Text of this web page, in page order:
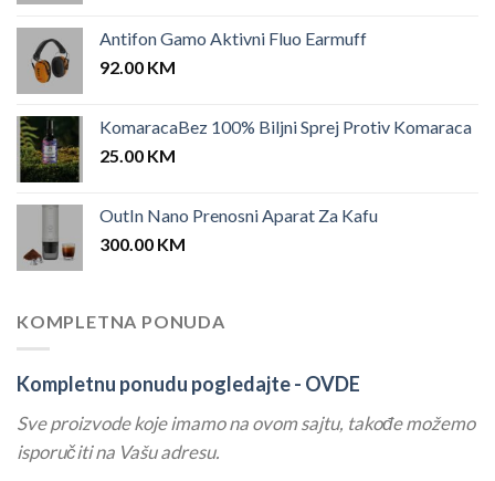
Antifon Gamo Aktivni Fluo Earmuff
92.00 KM
KomaracaBez 100% Biljni Sprej Protiv Komaraca
25.00 KM
OutIn Nano Prenosni Aparat Za Kafu
300.00 KM
KOMPLETNA PONUDA
Kompletnu ponudu pogledajte - OVDE
Sve proizvode koje imamo na ovom sajtu, takođe možemo
isporučiti na Vašu adresu.